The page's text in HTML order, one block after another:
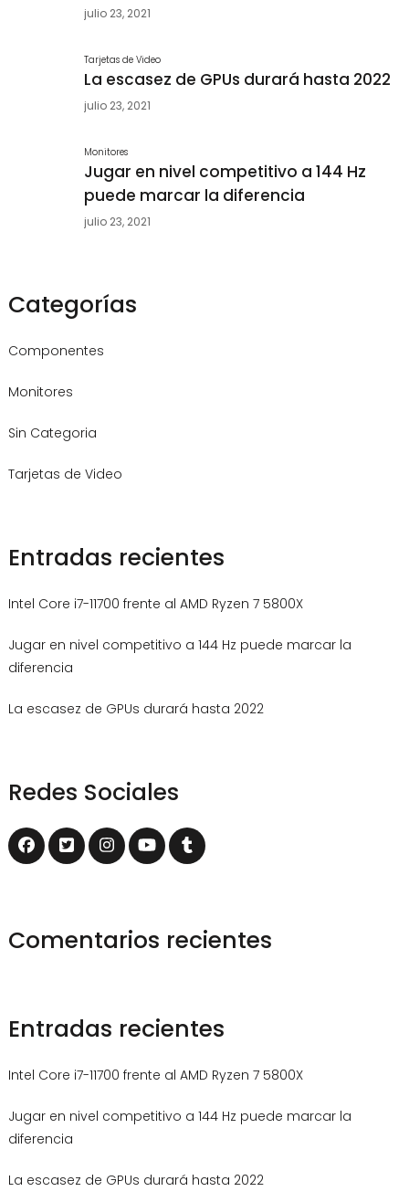
julio 23, 2021
Tarjetas de Video
La escasez de GPUs durará hasta 2022
julio 23, 2021
Monitores
Jugar en nivel competitivo a 144 Hz
puede marcar la diferencia
julio 23, 2021
Categorías
Componentes
Monitores
Sin Categoria
Tarjetas de Video
Entradas recientes
Intel Core i7-11700 frente al AMD Ryzen 7 5800X
Jugar en nivel competitivo a 144 Hz puede marcar la
diferencia
La escasez de GPUs durará hasta 2022
Redes Sociales
Comentarios recientes
Entradas recientes
Intel Core i7-11700 frente al AMD Ryzen 7 5800X
Jugar en nivel competitivo a 144 Hz puede marcar la
diferencia
La escasez de GPUs durará hasta 2022